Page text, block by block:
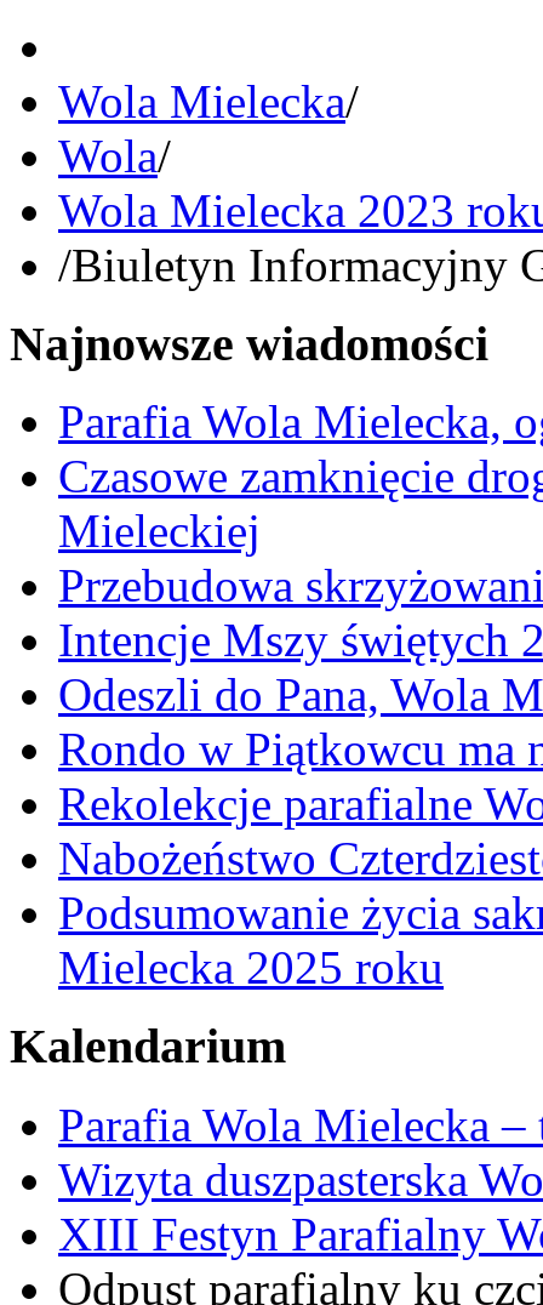
Wola Mielecka/
Wola/
Wola Mielecka 2023
/Biuletyn Informacyjny
Najnowsze wiadomości
Parafia Wola Mielecka,
Czasowe zamknięcie
Mieleckiej
Przebudowa
Intencje Mszy świętych
Odeszli do Pana, Wola
Rondo w Piątkowcu ma
Rekolekcje parafialne
Nabożeństwo
Podsumowanie życia
Mielecka 2025 roku
Kalendarium
Parafia Wola Mielecka
Wizyta duszpasterska
XIII Festyn Parafialny
Odpust parafialny ku